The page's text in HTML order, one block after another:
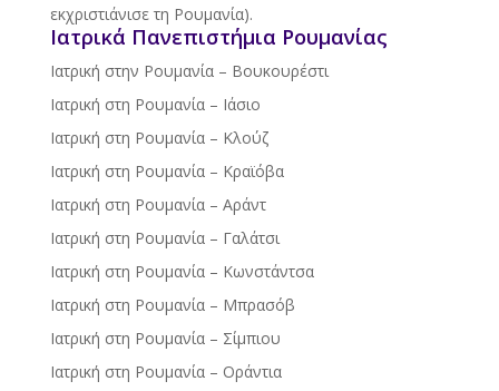
εκχριστιάνισε τη Ρουμανία).
Ιατρικά Πανεπιστήμια Ρουμανίας
Ιατρική στην Ρουμανία – Βουκουρέστι
Ιατρική στη Ρουμανία – Ιάσιο
Ιατρική στη Ρουμανία – Κλούζ
Ιατρική στη Ρουμανία – Κραϊόβα
Ιατρική στη Ρουμανία – Αράντ
Ιατρική στη Ρουμανία – Γαλάτσι
Ιατρική στη Ρουμανία – Κωνστάντσα
Ιατρική στη Ρουμανία – Μπρασόβ
Ιατρική στη Ρουμανία – Σίμπιου
Ιατρική στη Ρουμανία – Οράντια